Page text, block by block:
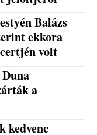
Balázs
ekkora
volt
a
kedvenc